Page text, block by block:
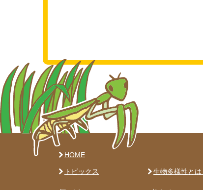
HOME
トピックス 生物多様性とは